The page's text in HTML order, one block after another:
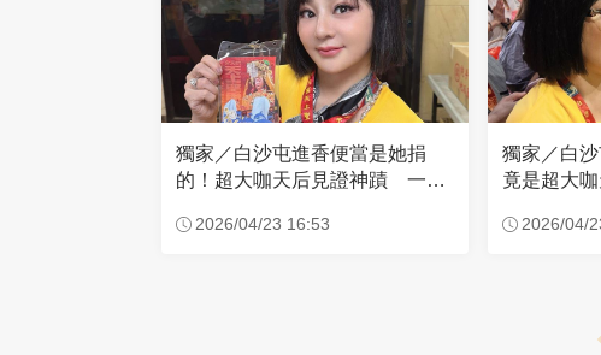
獨家／白沙屯進香便當是她捐
的！超大咖天后見證神蹟 一靠
2026/04/23 16:53
獨家／白沙
竟是超大
2026/04/